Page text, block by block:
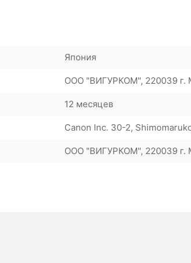
Япония
ООО "ВИГУРКОМ", 220039 г.
12 месяцев
Canon Inc. 30-2,
ООО "ВИГУРКОМ", 220039 г.